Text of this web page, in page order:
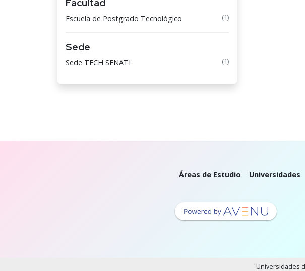
Escuela de Postgrado Tecnológico (1)
Sede
Sede TECH SENATI (1)
Áreas de Estudio Universidades
Universidades